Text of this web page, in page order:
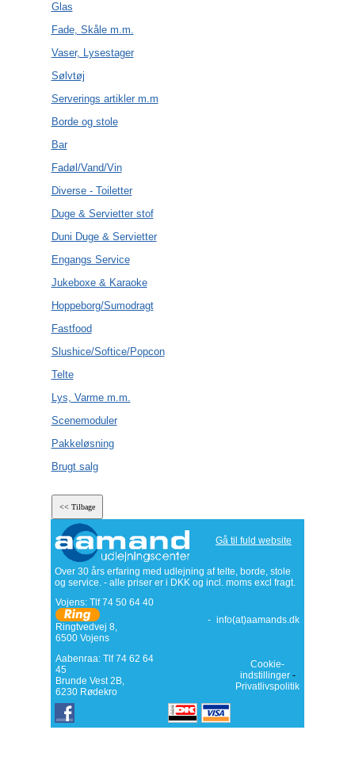
Glas
Fade, Skåle m.m.
Vaser, Lysestager
Sølvtøj
Serverings artikler m.m
Borde og stole
Bar
Fadøl/Vand/Vin
Diverse - Toiletter
Duge & Servietter stof
Duni Duge & Servietter
Engangs Service
Jukeboxe & Karaoke
Hoppeborg/Sumodragt
Fastfood
Slushice/Softice/Popcon
Telte
Lys, Varme m.m.
Scenemoduler
Pakkeløsning
Brugt salg
Gå til fuld website
Over 30 års erfaring med udlejning af telte, borde, stole
og service. - alle priser er i DKK og incl. moms excl fragt.
Vojens: Tlf74 50 64 40
Ringtvedvej 8,
6500 Vojens
- info(at)aamands.dk
Aabenraa: Tlf 74 62 64
45
Brunde Vest 2B,
6230 Rødekro
Cookie-
indstillinger-
Privatlivspolitik